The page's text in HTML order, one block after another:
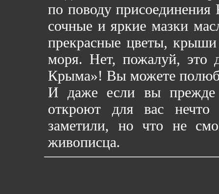
по поводу
сочные и яркие мазки
прекрасные цветы,
моря. Нет, пожалуй, это
Крыма»! Вы можете
И даже если вы
откроют для вас
заметили, но что не
живописца.